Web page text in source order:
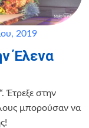
2019
Έλενα
Έτρεξε στην
μπορούσαν να